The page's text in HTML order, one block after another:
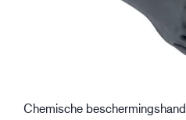
Chemische